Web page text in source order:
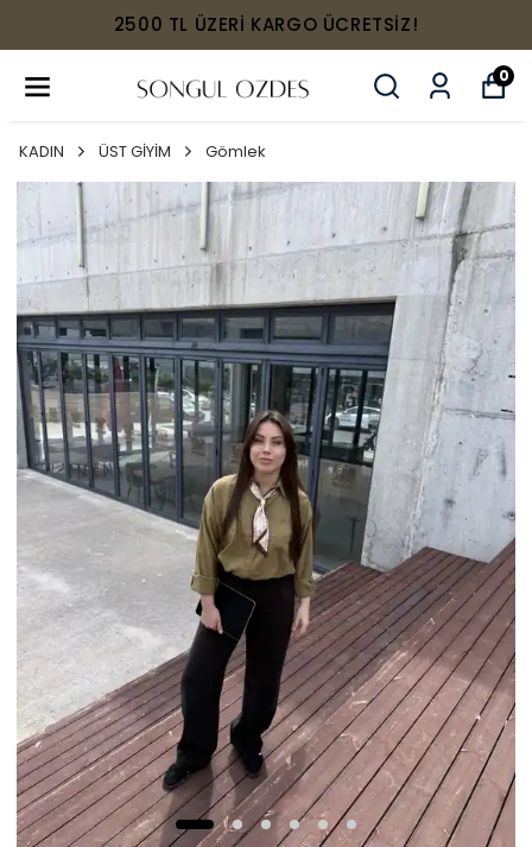
2500 TL ÜZERİ KARGO ÜCRETSİZ!
0
KADIN ÜST GİYİM Gömlek